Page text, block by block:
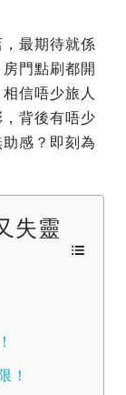
最期待就係
門點刷都開
信唔少旅人
背後有唔少
感？即刻為
失靈
！